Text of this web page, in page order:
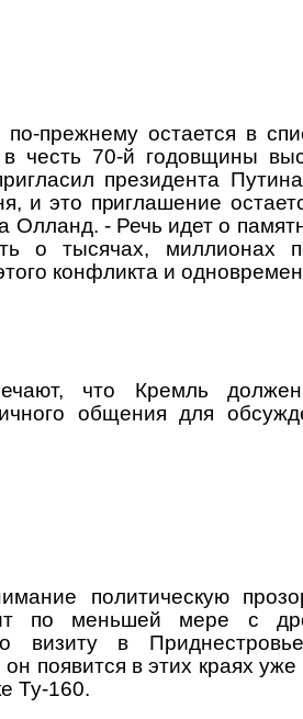
прежнему остается в
честь 70-й годовщины
президента
и это приглашение
Олланд. - Речь идет о
о тысячах, миллионах
конфликта и
что Кремль должен
общения для
политическую
по меньшей мере с
визиту в
появится в этих краях уже
Ту-160.